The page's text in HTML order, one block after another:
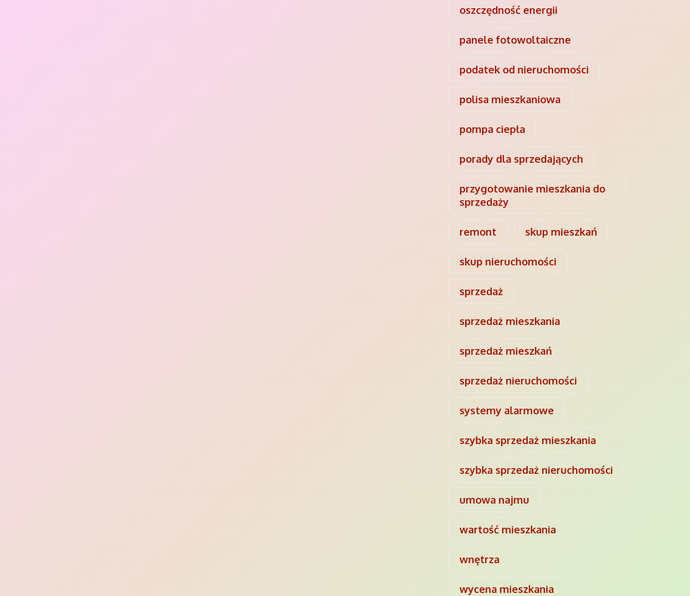
oszczędność energii
panele fotowoltaiczne
podatek od nieruchomości
polisa mieszkaniowa
pompa ciepła
porady dla sprzedających
przygotowanie mieszkania do
sprzedaży
remont skup mieszkań
skup nieruchomości
sprzedaż
sprzedaż mieszkania
sprzedaż mieszkań
sprzedaż nieruchomości
systemy alarmowe
szybka sprzedaż mieszkania
szybka sprzedaż nieruchomości
umowa najmu
wartość mieszkania
wnętrza
wycena mieszkania